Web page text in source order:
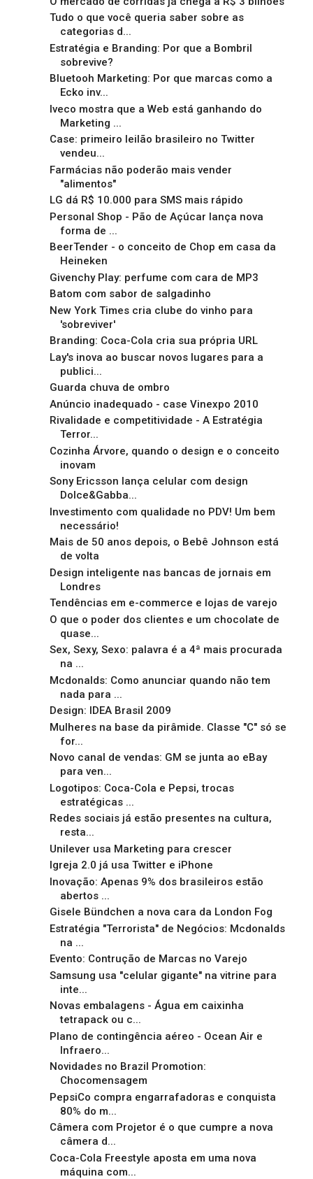
Tudo o que você queria saber sobre as
categorias d...
Estratégia e Branding: Por que a Bombril
sobrevive?
Bluetooh Marketing: Por que marcas como a
Ecko inv...
Iveco mostra que a Web está ganhando do
Marketing ...
Case: primeiro leilão brasileiro no Twitter
vendeu...
Farmácias não poderão mais vender
"alimentos"
LG dá R$ 10.000 para SMS mais rápido
Personal Shop - Pão de Açúcar lança nova
forma de ...
BeerTender - o conceito de Chop em casa da
Heineken
Givenchy Play: perfume com cara de MP3
Batom com sabor de salgadinho
New York Times cria clube do vinho para
'sobreviver'
Branding: Coca-Cola cria sua própria URL
Lay's inova ao buscar novos lugares para a
publici...
Guarda chuva de ombro
Anúncio inadequado - case Vinexpo 2010
Rivalidade e competitividade - A Estratégia
Terror...
Cozinha Árvore, quando o design e o conceito
inovam
Sony Ericsson lança celular com design
Dolce&Gabba...
Investimento com qualidade no PDV! Um bem
necessário!
Mais de 50 anos depois, o Bebê Johnson está
de volta
Design inteligente nas bancas de jornais em
Londres
Tendências em e-commerce e lojas de varejo
O que o poder dos clientes e um chocolate de
quase...
Sex, Sexy, Sexo: palavra é a 4ª mais procurada
na ...
Mcdonalds: Como anunciar quando não tem
nada para ...
Design: IDEA Brasil 2009
Mulheres na base da pirâmide. Classe "C" só se
for...
Novo canal de vendas: GM se junta ao eBay
para ven...
Logotipos: Coca-Cola e Pepsi, trocas
estratégicas ...
Redes sociais já estão presentes na cultura,
resta...
Unilever usa Marketing para crescer
Igreja 2.0 já usa Twitter e iPhone
Inovação: Apenas 9% dos brasileiros estão
abertos ...
Gisele Bündchen a nova cara da London Fog
Estratégia "Terrorista" de Negócios: Mcdonalds
na ...
Evento: Contrução de Marcas no Varejo
Samsung usa "celular gigante" na vitrine para
inte...
Novas embalagens - Água em caixinha
tetrapack ou c...
Plano de contingência aéreo - Ocean Air e
Infraero...
Novidades no Brazil Promotion:
Chocomensagem
PepsiCo compra engarrafadoras e conquista
80% do m...
Câmera com Projetor é o que cumpre a nova
câmera d...
Coca-Cola Freestyle aposta em uma nova
máquina com...